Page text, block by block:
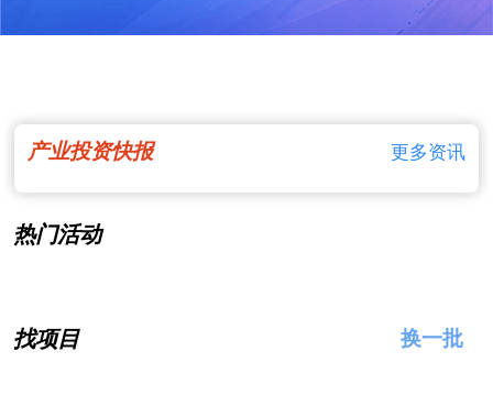
产业投资快报 更多资讯
热门活动
找项目 换一批